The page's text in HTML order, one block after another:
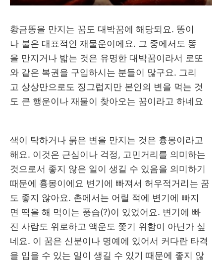
황금똥을 만지는 꿈도 대박꿈에 해당되요. 똥이
나 불은 대표적인 재물운이에요. 그 중에서도 똥
을 만지거나 밟는 것은 유명한 대박꿈이라서 로또
와 같은 복권을 구입하시는 분들이 많구요. 그리
고 상상만으로도 징그럽지만 본인의 변을 먹는 것
도 큰 행운이나 재물이 찾아오는 꿈이라고 하네요
색이 탁하거나 묽은 변을 만지는 것은 흉몽이라고
해요. 이것은 근심이나 걱정, 고민거리를 의미하는
것으로서 좋지 않은 일이 생길 수 있음을 의미하기
때문에 흉몽이에요 변기에 빠져서 허우적거리는 꿈
도 좋지 않아요. 촌에서는 어릴 적에 변기에 빠지
면 떡을 해 먹이는 풍습(?)이 있었어요. 변기에 빠
진 사람도 위로하고 액운도 쫓기 위함이 아닌가 싶
네요. 이 꿈은 신분이나 명예에 있어서 커다란 타격
을 입을 수 있는 일이 생길 수 있기 때문에 좋지 않